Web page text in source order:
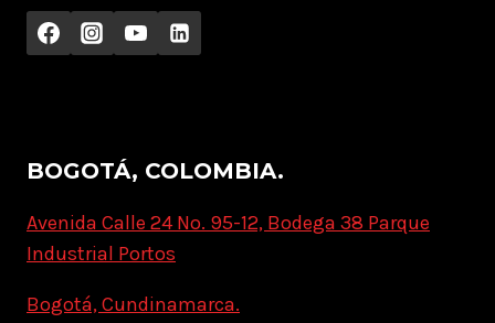
BOGOTÁ, COLOMBIA.
Avenida Calle 24 No. 95-12, Bodega 38 Parque
Industrial Portos
Bogotá, Cundinamarca.